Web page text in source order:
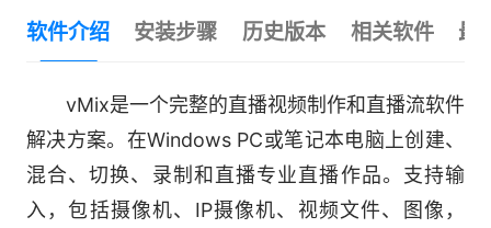
软件介绍 安装步骤 历史版本 相关软件 最
vMix是一个完整的直播视频制作和直播流软件
解决方案。在Windows PC或笔记本电脑上创建、
混合、切换、录制和直播专业直播作品。支持输
入，包括摄像机、IP摄像机、视频文件、图像，